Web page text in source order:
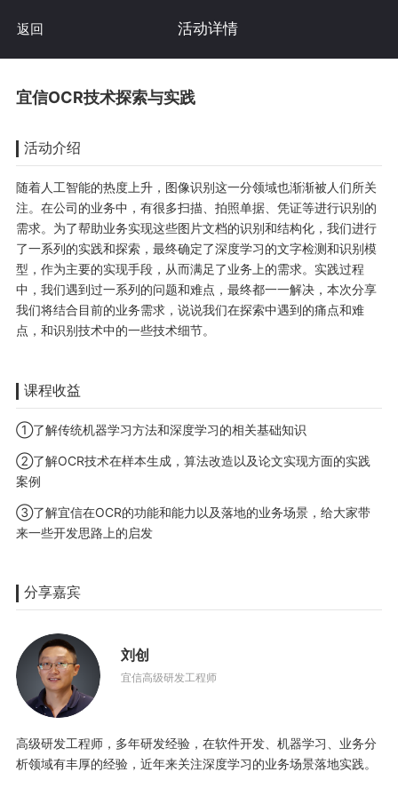
返回 活动详情
宜信OCR技术探索与实践
活动介绍
随着人工智能的热度上升，图像识别这一分领域也渐渐被人们所关
注。在公司的业务中，有很多扫描、拍照单据、凭证等进行识别的
需求。为了帮助业务实现这些图片文档的识别和结构化，我们进行
了一系列的实践和探索，最终确定了深度学习的文字检测和识别模
型，作为主要的实现手段，从而满足了业务上的需求。实践过程
中，我们遇到过一系列的问题和难点，最终都一一解决，本次分享
我们将结合目前的业务需求，说说我们在探索中遇到的痛点和难
点，和识别技术中的一些技术细节。
课程收益
①了解传统机器学习方法和深度学习的相关基础知识
②了解OCR技术在样本生成，算法改造以及论文实现方面的实践
案例
③了解宜信在OCR的功能和能力以及落地的业务场景，给大家带
来一些开发思路上的启发
分享嘉宾
刘创
宜信高级研发工程师
高级研发工程师，多年研发经验，在软件开发、机器学习、业务分
析领域有丰厚的经验，近年来关注深度学习的业务场景落地实践。